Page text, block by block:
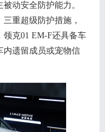
被动安全防护能力。
重超级防护措施，
领克01 EM-F还具备车
内遗留成员或宠物信